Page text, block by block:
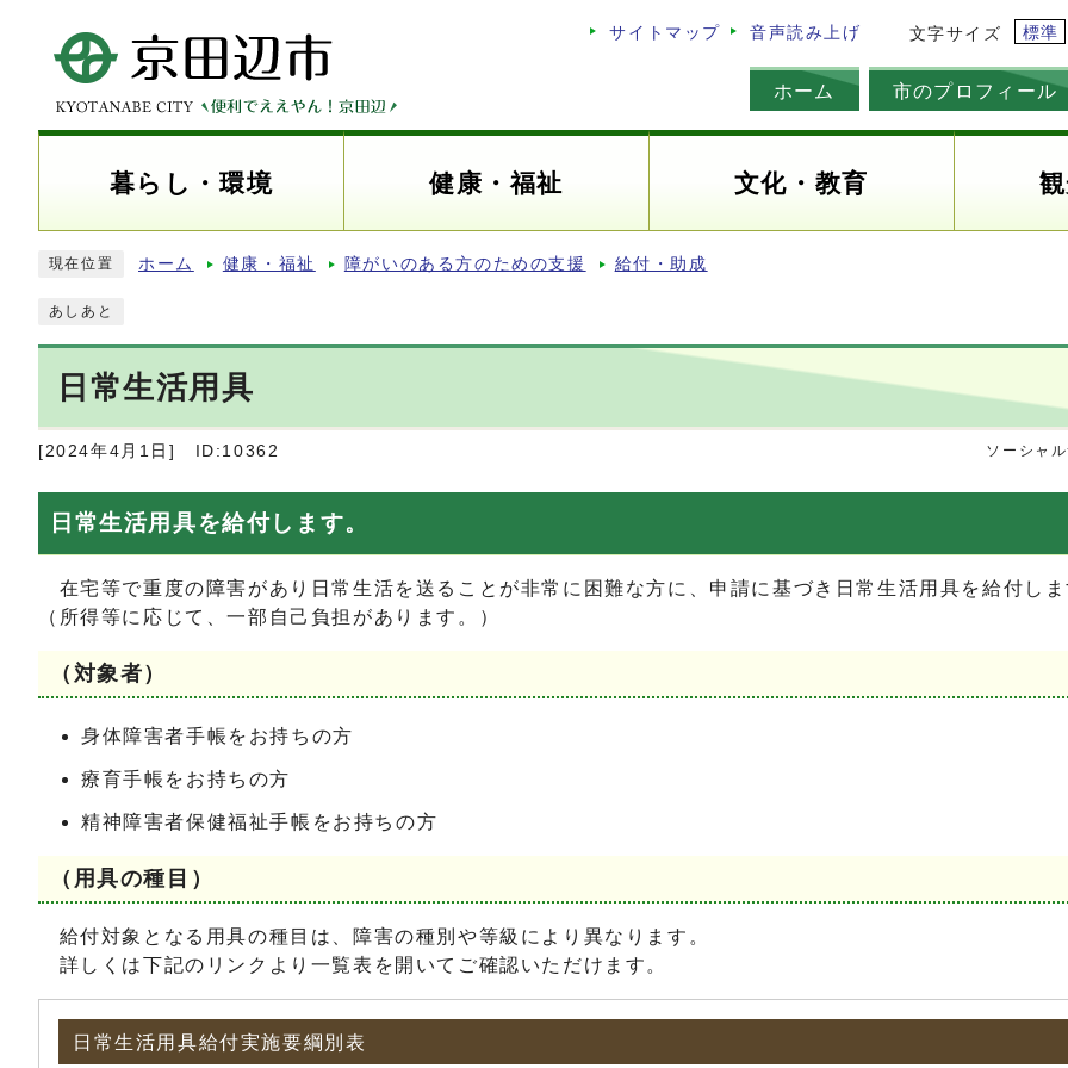
サイトマップ 音声読み上げ 文字サイズ 標準
ホーム 市のプロフィール
暮らし・環境 健康・福祉 文化・教育
現在位置 ホーム 健康・福祉 障がいのある方のための支援 給付・助成
あしあと
日常生活用具
[2024年4月1日] ID:10362 ソーシャ
日常生活用具を給付します。
在宅等で重度の障害があり日常生活を送ることが非常に困難な方に、申請に基づき日常生活用具を給付し
（所得等に応じて、一部自己負担があります。）
（対象者）
身体障害者手帳をお持ちの方
療育手帳をお持ちの方
精神障害者保健福祉手帳をお持ちの方
（用具の種目）
給付対象となる用具の種目は、障害の種別や等級により異なります。
詳しくは下記のリンクより一覧表を開いてご確認いただけます。
日常生活用具給付実施要綱別表